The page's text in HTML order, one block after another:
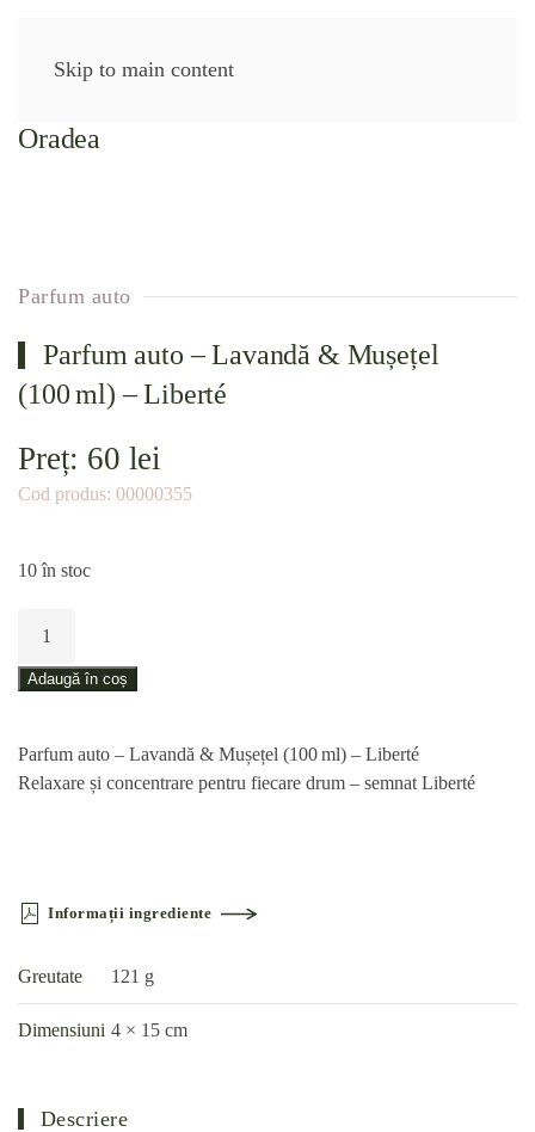
Skip to main content
Parfum auto
Parfum auto – Lavandă & Mușețel
(100 ml) – Liberté
Preț: 60 lei
Cod produs: 00000355
10 în stoc
auto
&
Mușețel
Adaugă în coș
Parfum auto – Lavandă & Mușețel (100 ml) – Liberté
Relaxare și concentrare pentru fiecare drum – semnat Liberté
Informații ingrediente
Greutate 121 g
Dimensiuni 4 × 15 cm
Descriere